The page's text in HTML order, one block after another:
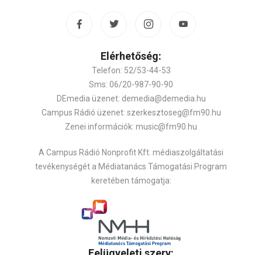
Elérhetőség:
Telefon: 52/53-44-53
Sms: 06/20-987-90-90
DEmedia üzenet: demedia@demedia.hu
Campus Rádió üzenet: szerkesztoseg@fm90.hu
Zenei információk: music@fm90.hu
A Campus Rádió Nonprofit Kft. médiaszolgáltatási
tevékenységét a Médiatanács Támogatási Program
keretében támogatja: